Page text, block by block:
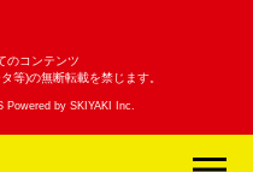
のコンテンツ
等)の無断転載を禁じます。
Powered by SKIYAKI Inc.